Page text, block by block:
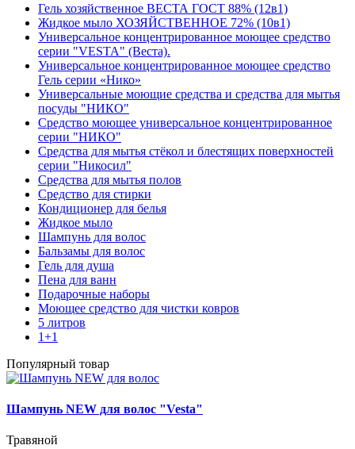
Гель хозяйственное ВЕСТА ГОСТ 88% (12в1)
Жидкое мыло ХОЗЯЙСТВЕННОЕ 72% (10в1)
Универсальное концентрированное моющее средство
серии "VESTA" (Веста).
Универсальное концентрированное моющее средство
Гель серии «Нико»
Универсальные моющие средства и средства для мытья
посуды "НИКО"
Средство моющее универсальное концентрированное
серии "НИКО"
Средства для мытья стёкол и блестящих поверхностей
серии "Никосил"
Средства для мытья полов
Средство для стирки
Кондиционер для белья
Жидкое мыло
Шампунь для волос
Бальзамы для волос
Гель для душа
Пена для ванн
Подарочные наборы
Моющее средство для чистки ковров
5 литров
1+1
Популярный товар
Шампунь NEW для волос "Vesta"
Травяной